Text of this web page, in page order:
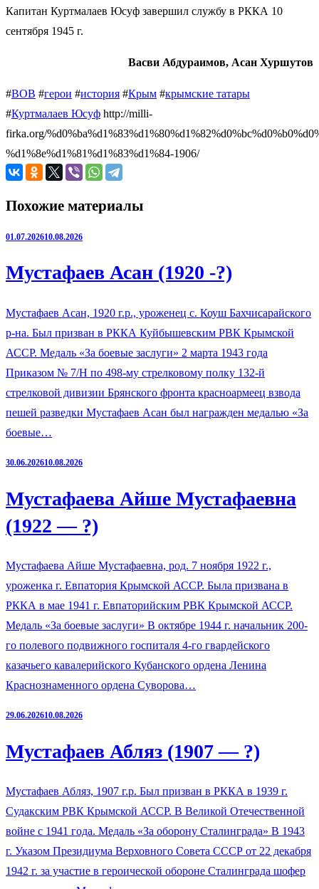
Капитан Куртмалаев Юсуф завершил службу в РККА 10
сентября 1945 г.
Васви Абдураимов, Асан Хуршутов
#ВОВ #герои #история #Крым #крымские татары
#Куртмалаев Юсуф http://milli-
firka.org/
%d1%8e%d1%81%d1%83%d1%84-1906/
Похожие материалы
01.07.202610.08.2026
Мустафаев Асан (1920 -?)
Мустафаев Асан, 1920 г.р., уроженец с. Коуш Бахчисарайского
р-на. Был призван в РККА Куйбышевским РВК Крымской
АССР. Медаль «За боевые заслуги» 2 марта 1943 года
Приказом № 7/Н по 498-му стрелковому полку 132-й
стрелковой дивизии Брянского фронта красноармеец взвода
пешей разведки Мустафаев Асан был награжден медалью «За
боевые…
30.06.202610.08.2026
Мустафаева Айше Мустафаевна
(1922 — ?)
Мустафаева Айше Мустафаевна, род. 7 ноября 1922 г.,
уроженка г. Евпатория Крымской АССР. Была призвана в
РККА в мае 1941 г. Евпаторийским РВК Крымской АССР.
Медаль «За боевые заслуги» В октябре 1944 г. начальник 200-
го полевого подвижного госпиталя 4-го гвардейского
казачьего кавалерийского Кубанского ордена Ленина
Краснознаменного ордена Суворова…
29.06.202610.08.2026
Мустафаев Абляз (1907 — ?)
Мустафаев Абляз, 1907 г.р. Был призван в РККА в 1939 г.
Судакским РВК Крымской АССР. В Великой Отечественной
войне с 1941 года. Медаль «За оборону Сталинграда» В 1943
г. Указом Президиума Верховного Совета СССР от 22 декабря
1942 г. за участие в героической обороне Сталинграда шофер